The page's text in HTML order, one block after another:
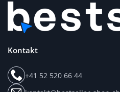
Kontakt
+41 52 520 66 44